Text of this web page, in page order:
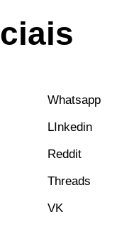
Whatsapp
LInkedin
Reddit
Threads
VK